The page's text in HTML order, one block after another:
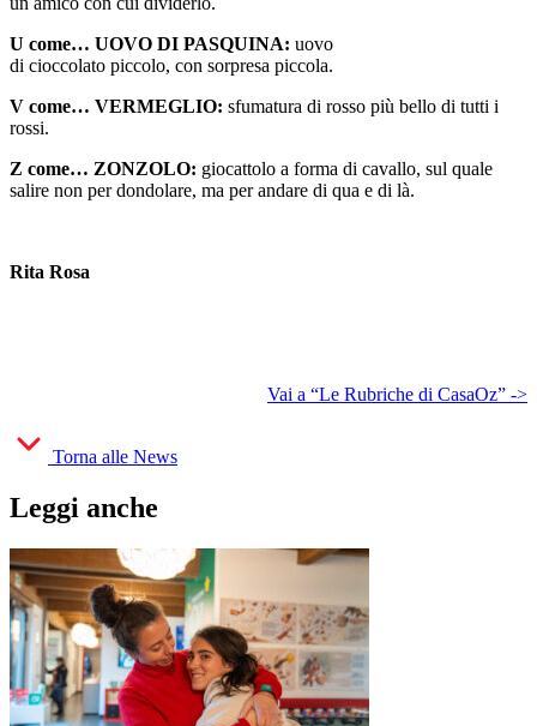
U come… UOVO DI PASQUINA: uovo
di cioccolato piccolo, con sorpresa piccola.
V come… VERMEGLIO: sfumatura di rosso più bello di tutti i
rossi.
Z come… ZONZOLO: giocattolo a forma di cavallo, sul quale
salire non per dondolare, ma per andare di qua e di là.
Rita Rosa
Vai a “Le Rubriche di CasaOz” ->
Torna alle News
Leggi anche